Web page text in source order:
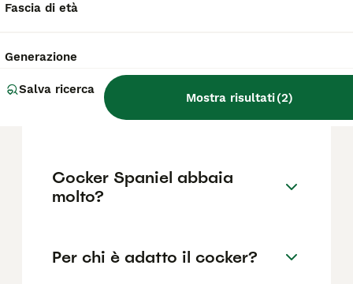
Fascia di età
Generazione
Salva ricerca
Mostra risultati(2)
i prezzi possono variare in base a fattori
Quali sono i difetti del
cocker?
Cocker Spaniel abbaia
molto?
Per chi è adatto il cocker?